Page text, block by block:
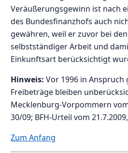
Veräußerungsgewinn ist nach
des Bundesfinanzhofs auch
gewähren, weil er zuvor bei
selbstständiger Arbeit und
Einkunftsart berücksichtigt
Hinweis: Vor 1996 in Anspruch
Freibeträge bleiben
Mecklenburg-Vorpommern vom
30/09; BFH-Urteil vom
Zum Anfang